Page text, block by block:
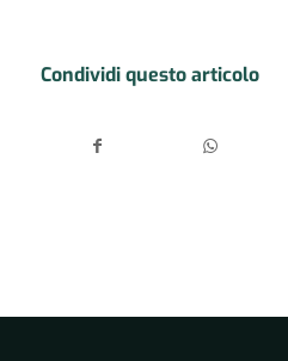
Condividi questo articolo